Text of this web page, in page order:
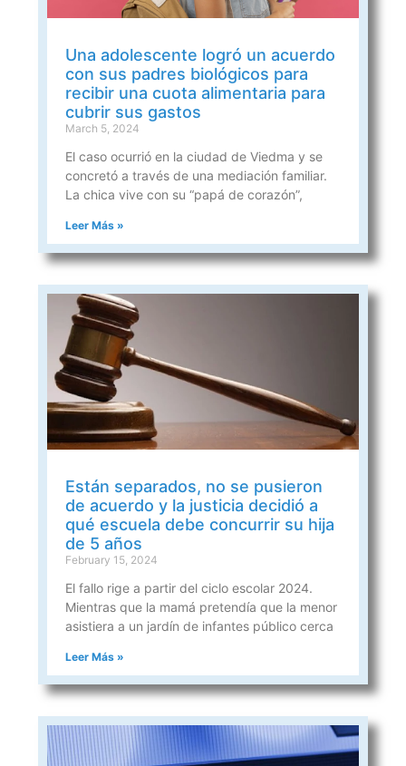
Una adolescente logró un acuerdo
con sus padres biológicos para
recibir una cuota alimentaria para
cubrir sus gastos
March 5, 2024
El caso ocurrió en la ciudad de Viedma y se
concretó a través de una mediación familiar.
La chica vive con su “papá de corazón”,
Leer Más »
Están separados, no se pusieron
de acuerdo y la justicia decidió a
qué escuela debe concurrir su hija
de 5 años
February 15, 2024
El fallo rige a partir del ciclo escolar 2024.
Mientras que la mamá pretendía que la menor
asistiera a un jardín de infantes público cerca
Leer Más »